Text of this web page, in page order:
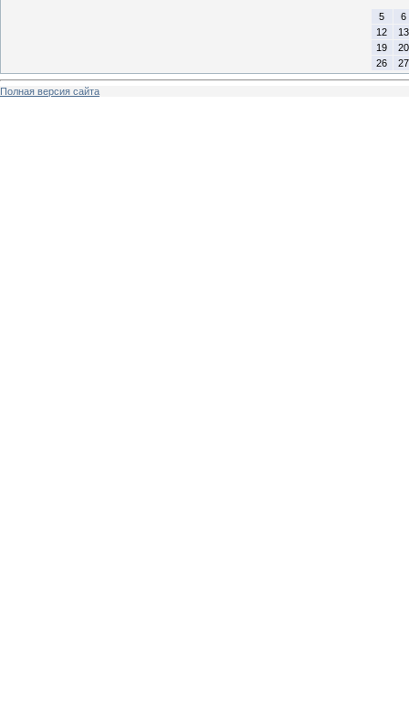
5
6
12
13
19
20
26
27
Полная версия сайта